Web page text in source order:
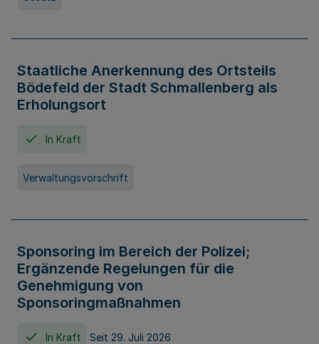
Staatliche Anerkennung des Ortsteils
Bödefeld der Stadt Schmallenberg als
Erholungsort
In Kraft
Verwaltungsvorschrift
Sponsoring im Bereich der Polizei;
Ergänzende Regelungen für die
Genehmigung von
Sponsoringmaßnahmen
In Kraft Seit 29. Juli 2026